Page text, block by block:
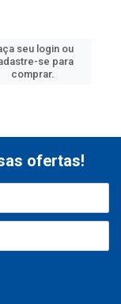
seu login ou
se para
comprar.
ofertas!